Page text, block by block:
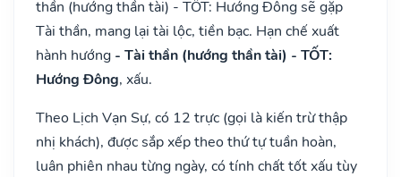
thần (hướng thần tài) - TỐT: Hướng Đông sẽ gặp
Tài thần, mang lại tài lộc, tiền bạc. Hạn chế xuất
hành hướng - Tài thần (hướng thần tài) - TỐT:
Hướng Đông, xấu.
Theo Lịch Vạn Sự, có 12 trực (gọi là kiến trừ thập
nhị khách), được sắp xếp theo thứ tự tuần hoàn,
luân phiên nhau từng ngày, có tính chất tốt xấu tùy